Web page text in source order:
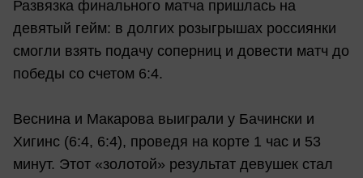
Развязка финального матча пришлась на
девятый гейм: в долгих розыгрышах россиянки
смогли взять подачу соперниц и довести матч до
победы со счетом 6:4.
Веснина и Макарова выиграли у Бачински и
Хигинс (6:4, 6:4), проведя на корте 1 час и 53
минут. Этот «золотой» результат девушек стал